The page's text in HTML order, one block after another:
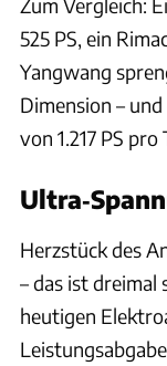
525 PS, ein
Yangwang
Dimension –
von 1.217 PS pro
Herzstück des
– das ist dreimal
heutigen